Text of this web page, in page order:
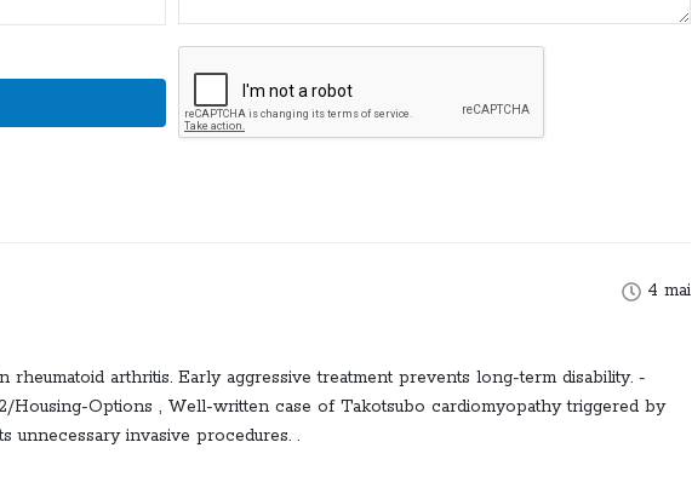
4 mai
arthritis. Early aggressive treatment prevents long-term disability. -
Housing-Options , Well-written case of Takotsubo cardiomyopathy triggered by
unnecessary invasive procedures. .